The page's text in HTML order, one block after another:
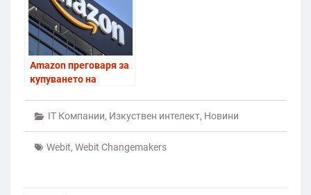
надграждане на AI
инфраструктурата
Amazon преговаря за
купуването на
IT Компании, Изкуствен интелект, Новини
Webit, Webit Changemakers